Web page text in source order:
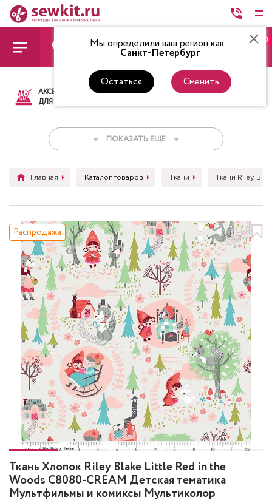
Мы определили ваш регион как:
Санкт-Петербург
Остаться Сменить
0
АКСЕССУАРЫ
ДЛЯ ШИТЬЯ
ТКАНИ НИТКИ
ПОКАЗАТЬ ЕЩЕ
Главная Каталог товаров Ткани Ткани Riley
Ткань Хлопок Riley Blake Little Red in the
Woods C8080-CREAM Детская тематика
Мультфильмы и комиксы Мультиколор
Распродажа